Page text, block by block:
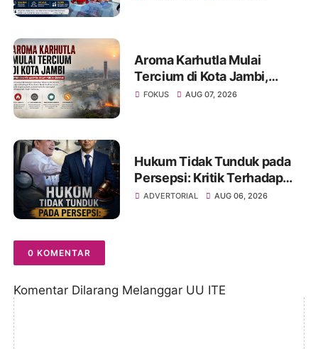
Aroma Karhutla Mulai
Tercium di Kota Jambi,
Warga Diminta Waspada
FOKUS AUG 07, 2026
Hukum Tidak Tunduk pada
Persepsi: Kritik Terhadap
Monopoli Kebenaran oleh
ADVERTORIAL AUG 06, 2026
0 KOMENTAR
Komentar Dilarang Melanggar UU ITE